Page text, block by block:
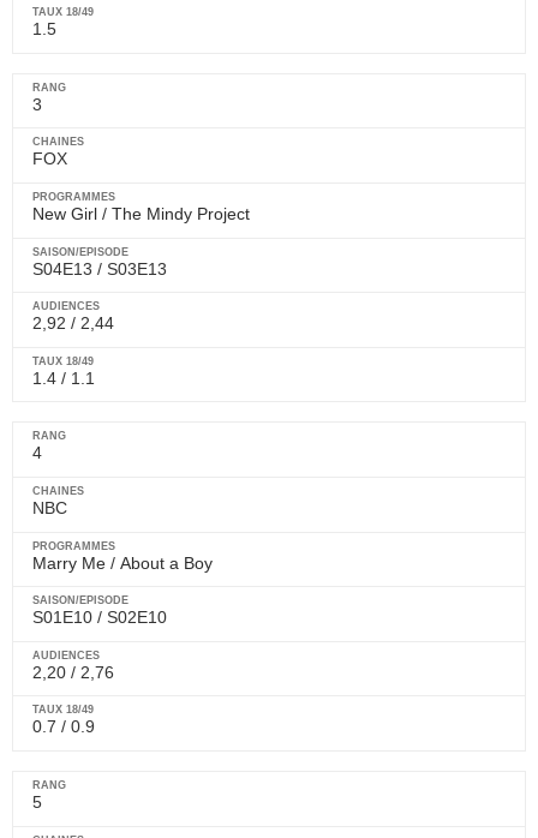
1.5
3
FOX
New Girl / The Mindy Project
S04E13 / S03E13
2,92 / 2,44
1.4 / 1.1
4
NBC
Marry Me / About a Boy
S01E10 / S02E10
2,20 / 2,76
0.7 / 0.9
5